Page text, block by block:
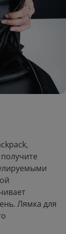
Лямка для
ААА GP Ultra
2S2
5.90
.01